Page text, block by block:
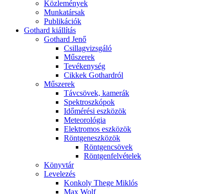
Köz­le­mé­nyek
Mun­ka­tár­sak
Pub­li­ká­ci­ók
Got­hard ki­ál­lí­tás
Got­hard Je­nő
Csil­lag­vizs­gá­ló
Mű­sze­rek
Te­vé­keny­ség
Cik­kek Got­hard­ról
Mű­sze­rek
Táv­csö­vek, ka­me­rák
Spekt­rosz­kó­pok
Idő­mé­ré­si esz­kö­zök
Me­te­o­ro­ló­gia
Elekt­ro­mos esz­kö­zök
Rönt­gen­esz­kö­zök
Rönt­gen­csö­vek
Rönt­gen­fel­vé­te­lek
Könyv­tár
Le­ve­le­zés
Kon­koly The­ge Mik­lós
Max Wolf